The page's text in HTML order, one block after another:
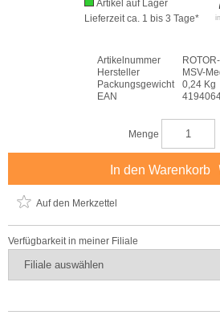
Artikel auf Lager
Lieferzeit ca. 1 bis 3 Tage*
Artikelnummer
Hersteller
MSV-
Packungsgewicht
0,24 Kg
EAN
Menge
In den Warenkorb
Auf den Merkzettel
Verfügbarkeit in meiner Filiale